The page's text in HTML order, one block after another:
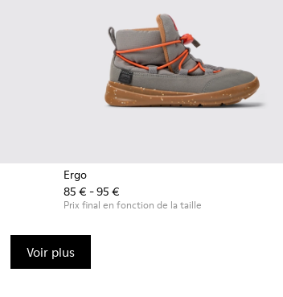
Ergo
85 € - 95 €
Prix final en fonction de la taille
Voir plus